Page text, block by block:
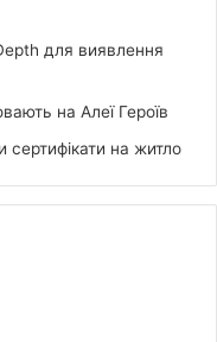
для виявлення
на Алеї Героїв
сертифікати на житло